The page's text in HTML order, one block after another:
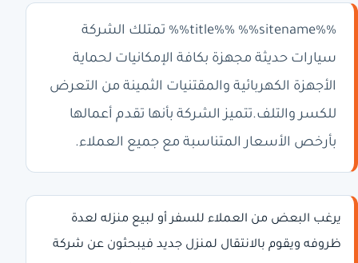
%%title%% %%sitename%% تمتلك الشركة
سيارات حديثة مجهزة بكافة الإمكانيات لحماية
الأجهزة الكهربائية والمقتنيات الثمينة من التعرض
للكسر والتلف.تتميز الشركة بأنها تقدم أعمالها
بأرخص الأسعار المتناسبة مع جميع العملاء.
يرغب البعض من العملاء للسفر أو لبيع منزله لعدة
ظروفه ويقوم بالانتقال لمنزل جديد فيبحثون عن شركة